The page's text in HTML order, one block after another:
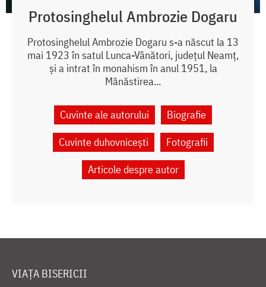
Protosinghelul Ambrozie Dogaru
Protosinghelul Ambrozie Dogaru s-a născut la 13
mai 1923 în satul Lunca-Vânători, județul Neamț,
și a intrat în monahism în anul 1951, la
Mănăstirea...
Cuvinte ale autorului
Biografie
Cuvinte duhovnicești
Fotografii
Articole despre autor
VIAȚA BISERICII